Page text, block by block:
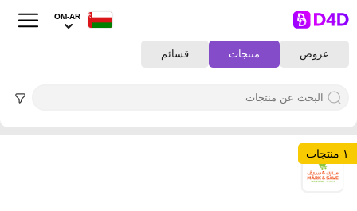
عروض منتجات قسائم
OM-AR
١ منتجات ١